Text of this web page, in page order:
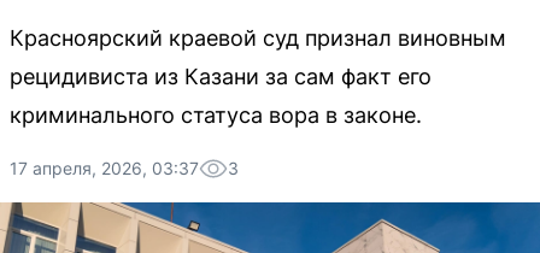
Красноярский краевой суд признал виновным
рецидивиста из Казани за сам факт его
криминального статуса вора в законе.
17 апреля, 2026, 03:37 3